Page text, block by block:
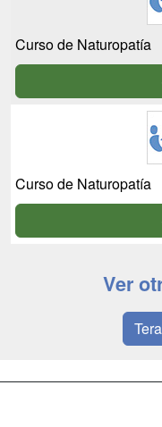
Curso de Naturopatía
Curso de Naturopatía
Ver